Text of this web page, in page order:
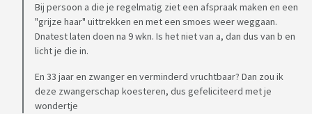
Bij persoon a die je regelmatig ziet een afspraak maken en een
"grijze haar" uittrekken en met een smoes weer weggaan.
Dnatest laten doen na 9 wkn. Is het niet van a, dan dus van b en
licht je die in.
En 33 jaar en zwanger en verminderd vruchtbaar? Dan zou ik
deze zwangerschap koesteren, dus gefeliciteerd met je
wondertje